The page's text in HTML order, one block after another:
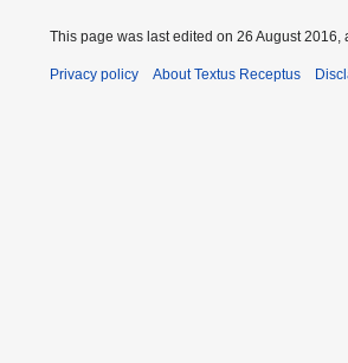
This page was last edited on 26 August 2016,
Privacy policy About Textus Receptus